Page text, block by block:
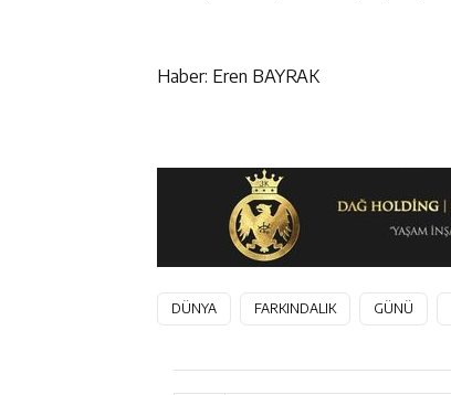
Haber: Eren BAYRAK
DÜNYA FARKINDALIK GÜNÜ